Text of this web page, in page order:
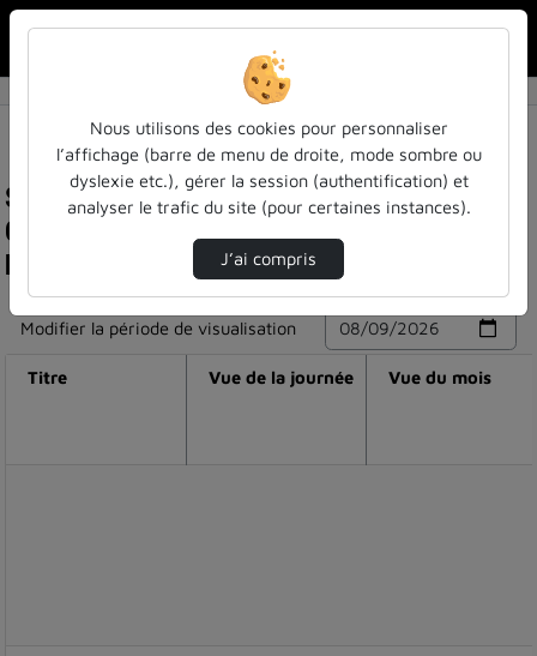
Statistiques de visualisation de la vidéo
Congrès posture equilibre mouvement - herman
kingma
Modifier la période de visualisation
Titre Vue de la journée Vue du mois
Nous utilisons des cookies pour personnaliser
l’affichage (barre de menu de droite, mode sombre ou
dyslexie etc.), gérer la session (authentification) et
analyser le trafic du site (pour certaines instances).
J’ai compris